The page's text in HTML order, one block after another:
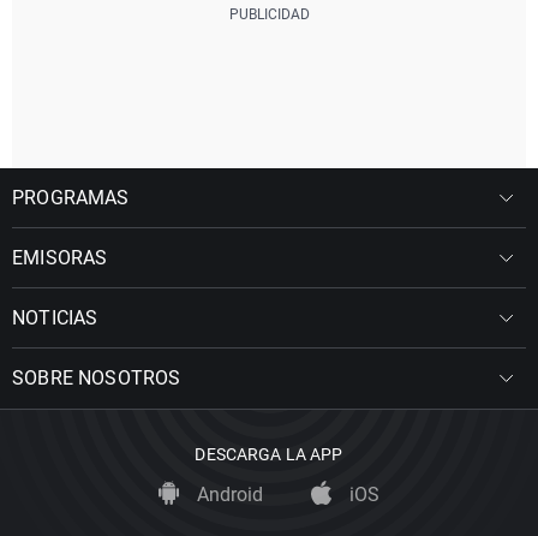
PROGRAMAS
EMISORAS
NOTICIAS
SOBRE NOSOTROS
DESCARGA LA APP
Android iOS